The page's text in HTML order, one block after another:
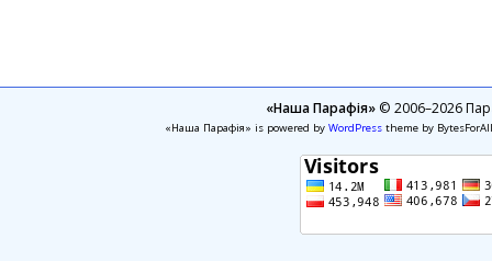
«Наша Парафія»© 2006–2026
«Наша Парафія» is powered by WordPresstheme by